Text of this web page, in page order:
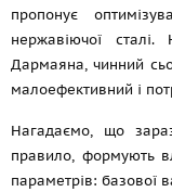
пропонує
нержавіючої
Дармаяна, чинний
малоефективний і
Нагадаємо, що
правило, формують
параметрів: базової